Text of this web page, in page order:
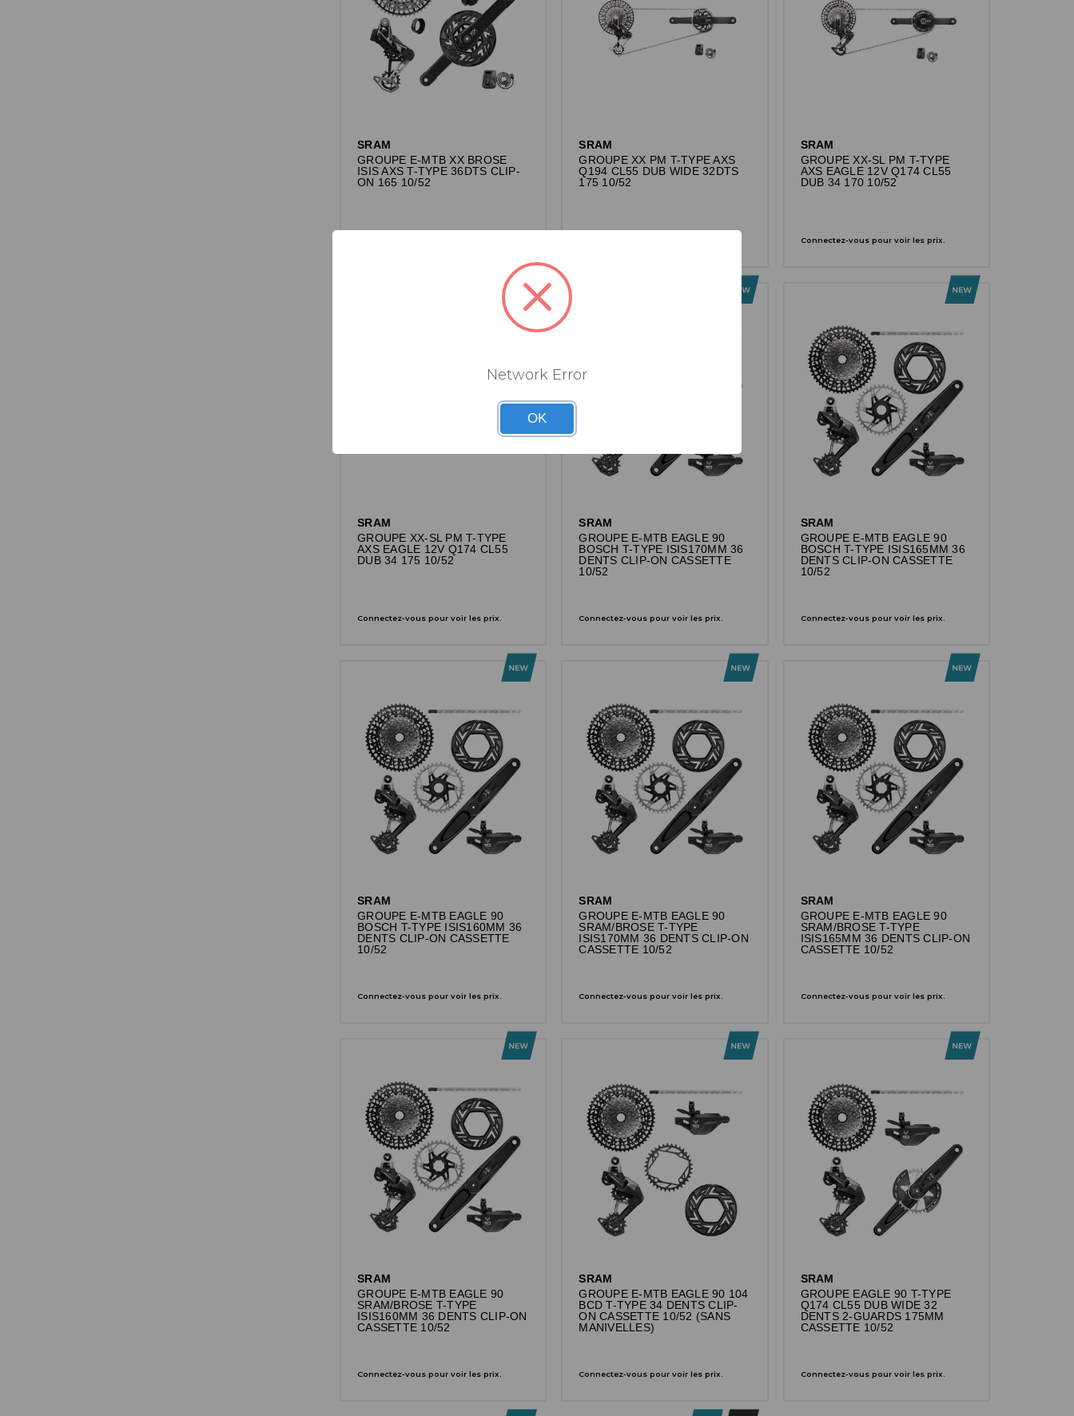
SRAM
GROUPE E-MTB XX BROSE
ISIS AXS T-TYPE 36DTS CLIP-
ON 165 10/52
SRAM
GROUPE XX PM T-TYPE AXS
Q194 CL55 DUB WIDE 32DTS
175 10/52
SRAM
GROUPE XX-SL PM T-TYPE
AXS EAGLE 12V Q174 CL55
DUB 34 170 10/52
Connectez-vous pour voir les prix.
SRAM
GROUPE XX-SL PM T-TYPE
AXS EAGLE 12V Q174 CL55
DUB 34 175 10/52
Connectez-vous pour voir les prix.
SRAM
GROUPE E-MTB EAGLE 90
BOSCH T-TYPE ISIS170MM 36
DENTS CLIP-ON CASSETTE
10/52
Connectez-vous pour voir les prix.
SRAM
GROUPE E-MTB EAGLE 90
BOSCH T-TYPE ISIS165MM 36
DENTS CLIP-ON CASSETTE
10/52
Connectez-vous pour voir les prix.
SRAM
GROUPE E-MTB EAGLE 90
BOSCH T-TYPE ISIS160MM 36
DENTS CLIP-ON CASSETTE
10/52
Connectez-vous pour voir les prix.
SRAM
GROUPE E-MTB EAGLE 90
SRAM/BROSE T-TYPE
ISIS170MM 36 DENTS CLIP-ON
CASSETTE 10/52
Connectez-vous pour voir les prix.
SRAM
GROUPE E-MTB EAGLE 90
SRAM/BROSE T-TYPE
ISIS165MM 36 DENTS CLIP-ON
CASSETTE 10/52
Connectez-vous pour voir les prix.
SRAM
GROUPE E-MTB EAGLE 90
SRAM/BROSE T-TYPE
ISIS160MM 36 DENTS CLIP-ON
CASSETTE 10/52
Connectez-vous pour voir les prix.
SRAM
GROUPE E-MTB EAGLE 90 104
BCD T-TYPE 34 DENTS CLIP-
ON CASSETTE 10/52 (SANS
MANIVELLES)
Connectez-vous pour voir les prix.
SRAM
GROUPE EAGLE 90 T-TYPE
Q174 CL55 DUB WIDE 32
DENTS 2-GUARDS 175MM
CASSETTE 10/52
Connectez-vous pour voir les prix.
Network Error
OK